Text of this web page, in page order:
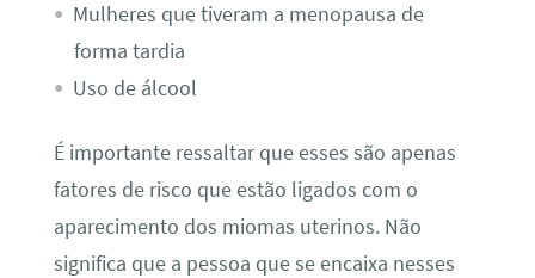
Mulheres que tiveram a menopausa de
forma tardia
Uso de álcool
É importante ressaltar que esses são apenas
fatores de risco que estão ligados com o
aparecimento dos miomas uterinos. Não
significa que a pessoa que se encaixa nesses